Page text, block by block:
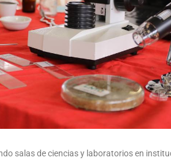
salas de ciencias y laboratorios en